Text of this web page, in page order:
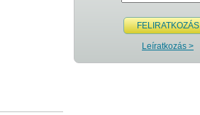
FELIRATKOZÁS
Leíratkozás >